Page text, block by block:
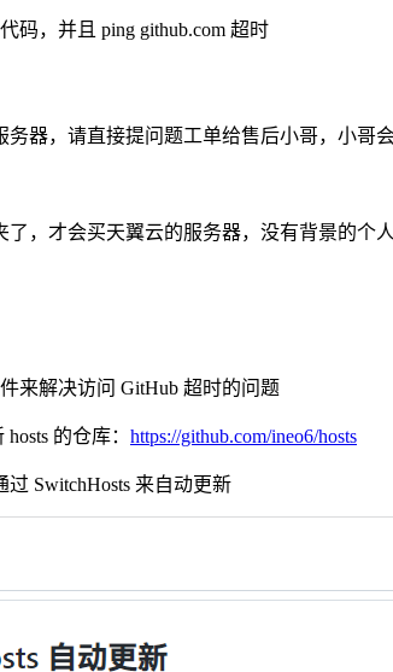
码，并且 ping github.com 超时
器，请直接提问题工单给售后小哥，小
了，才会买天翼云的服务器，没有背景的个
来解决访问 GitHub 超时的问题
的仓库： https://github.com/ineo6/hosts
SwitchHosts 来自动更新